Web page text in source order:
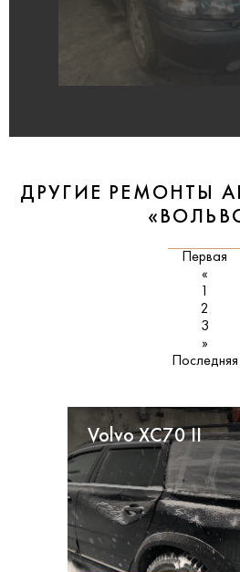
ДРУГИЕ РЕМОНТЫ
Первая
«
2
3
»
Последняя
Volvo XC70 II